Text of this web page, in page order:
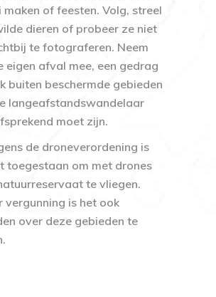
of feesten. Volg, streel
dieren of probeer ze niet
te fotograferen. Neem
eigen afval mee, een gedrag
buiten beschermde gebieden
langeafstandswandelaar
moet zijn.
de droneverordening is
toegestaan om met drones
te vliegen.
vergunning is het ook
over deze gebieden te